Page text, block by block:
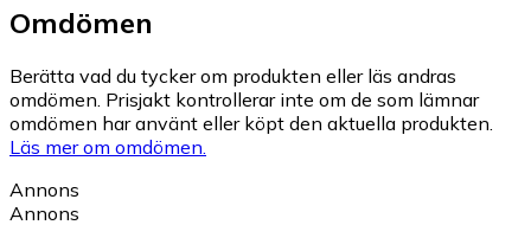
Omdömen
Berätta vad du tycker om produkten eller läs andras
omdömen. Prisjakt kontrollerar inte om de som lämnar
omdömen har använt eller köpt den aktuella produkten.
Läs mer om omdömen.
Annons
Annons